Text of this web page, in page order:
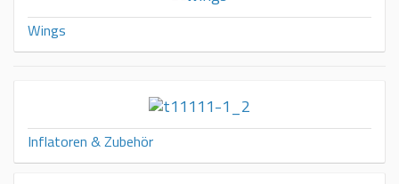
Wings
Inflatoren & Zubehör